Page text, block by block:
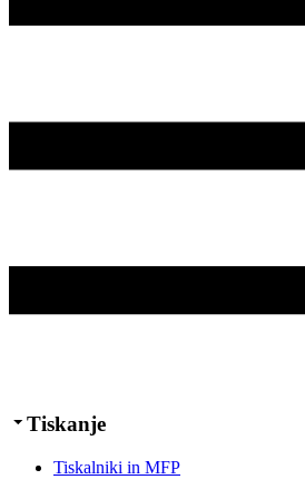
Tiskanje
Tiskalniki in MFP